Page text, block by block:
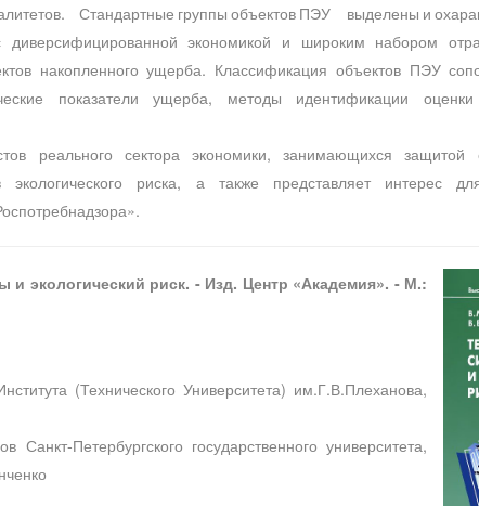
Стандартные группы объектов ПЭУ выделены и
диверсифицированной экономикой и широким набором
накопленного ущерба. Классификация объектов ПЭУ
показатели ущерба, методы идентификации
реального сектора экономики, занимающихся
экологического риска, а также представляет интерес
экологический риск. - Изд. Центр «Академия». - М.:
(Технического Университета) им.Г.В.Плеханова,
Петербургского государственного университета,